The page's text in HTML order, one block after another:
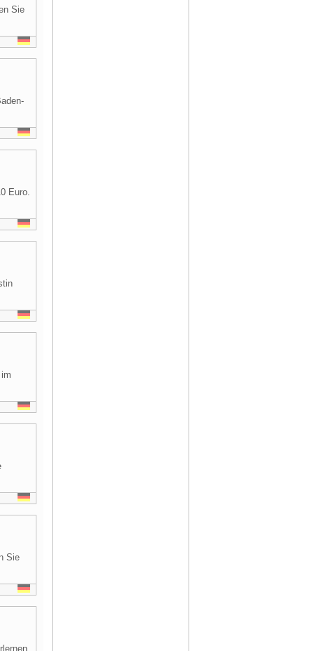
Sie
Euro.
Sie